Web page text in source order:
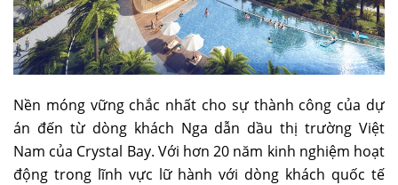
Nền móng vững chắc nhất cho sự thành công của dự
án đến từ dòng khách Nga dẫn dầu thị trường Việt
Nam của Crystal Bay. Với hơn 20 năm kinh nghiệm hoạt
động trong lĩnh vực lữ hành với dòng khách quốc tế